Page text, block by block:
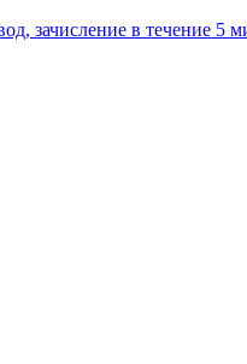
зачисление в течение 5